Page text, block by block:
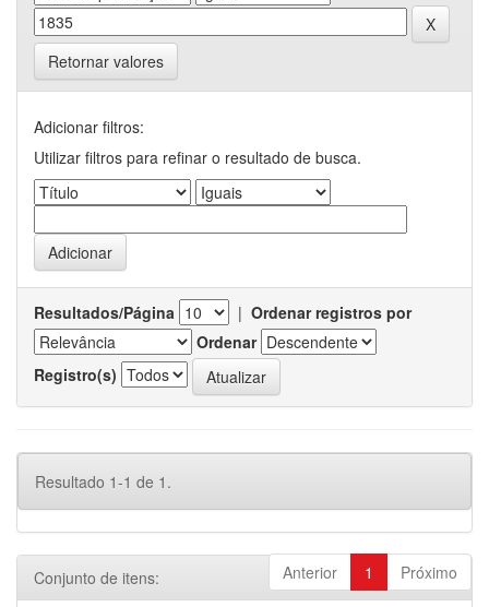
Retornar valores
Adicionar filtros:
Utilizar filtros para refinar o resultado de busca.
Resultados/Página | Ordenar registros por
Ordenar
Registro(s)
Resultado 1-1 de 1.
Anterior 1 Próximo
Conjunto de itens: